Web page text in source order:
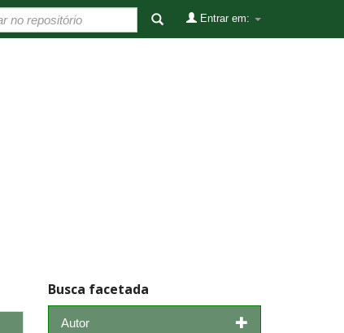
Entrar em:
Busca facetada
Autor